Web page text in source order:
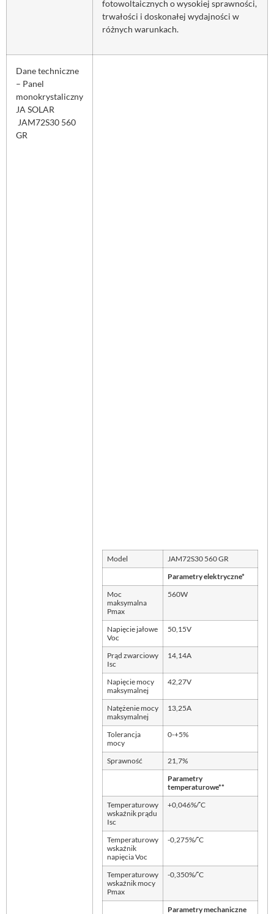
fotowoltaicznych o wysokiej sprawności,
trwałości i doskonałej wydajności w
różnych warunkach.
Dane techniczne
– Panel
monokrystaliczny
JA SOLAR
JAM72S30 560
GR
Model JAM72S30 560 GR
Parametry elektryczne*
Moc
maksymalna
Pmax
560W
Napięcie jałowe
Voc
50,15V
Prąd zwarciowy
Isc
14,14A
Napięcie mocy
maksymalnej
42,27V
Natężenie mocy
maksymalnej
13,25A
Tolerancja
mocy
0-+5%
Sprawność 21,7%
Parametry
temperaturowe**
Temperaturowy
wskaźnik prądu
Isc
+0,046%/◦C
Temperaturowy
wskaźnik
napięcia Voc
-0,275%/◦C
Temperaturowy
wskaźnik mocy
Pmax
-0,350%/◦C
Parametry mechaniczne